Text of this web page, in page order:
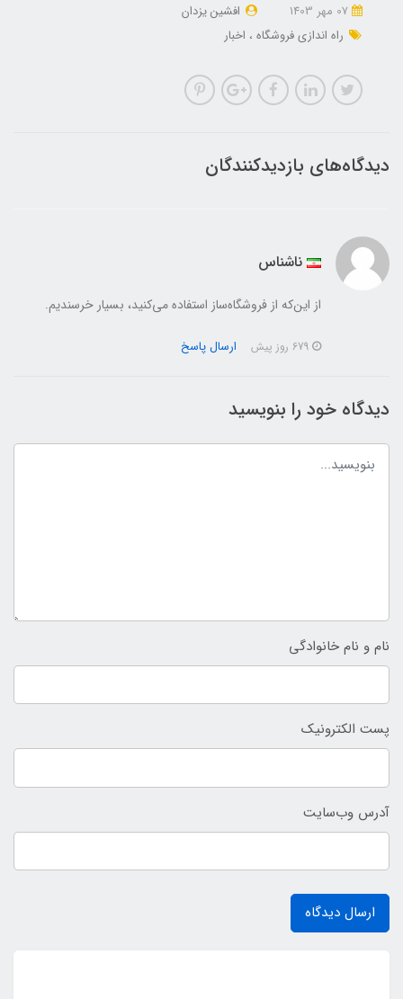
افشین یزدان
راه اندازی فروشگاه
اخبار
دیدگاه‌های بازدیدکنندگان
ناشناس
از این‌که از فروشگاه‌ساز استفاده می‌کنید، بسیار خرسندیم.
ارسال پاسخ
دیدگاه خود را بنویسید
نام و نام خانوادگی
پست الکترونیک
آدرس وب‌سایت
ارسال دیدگاه